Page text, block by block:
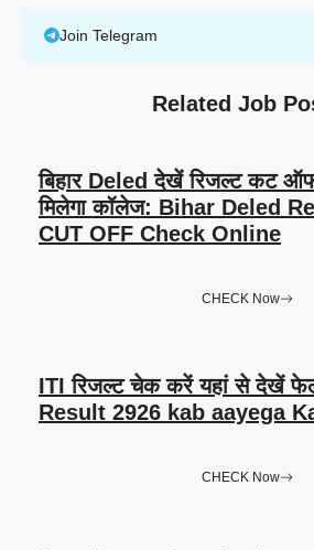
Join Telegram
Related Job
बिहार Deled देखें रिजल्ट कट
मिलेगा कॉलेज: Bihar Deled
CUT OFF Check Online
CHECK Now
ITI रिजल्ट चेक करें यहां से देखें
Result 2926 kab aayega
CHECK Now